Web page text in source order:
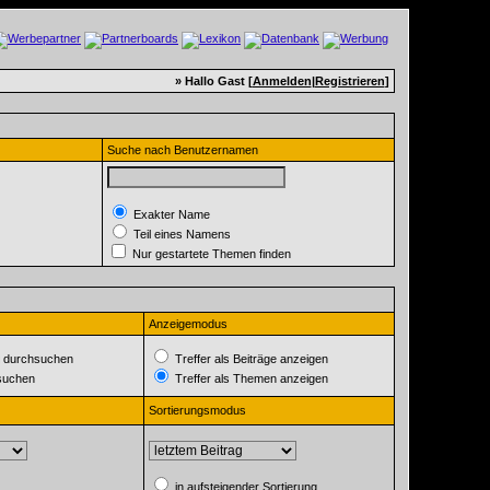
» Hallo Gast [Anmelden|Registrieren]
Suche nach Benutzernamen
Exakter Name
Teil eines Namens
Nur gestartete Themen finden
Anzeigemodus
durchsuchen
Treffer als Beiträge anzeigen
Treffer als Themen anzeigen
Sortierungsmodus
in aufsteigender Sortierung